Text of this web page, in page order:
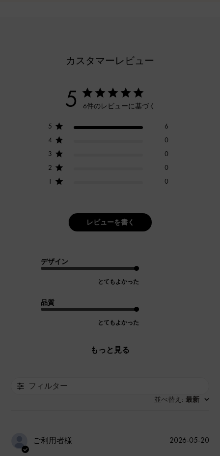
カスタマーレビュー
5 6件のレビューに基づく
5
6
4
0
3
0
2
0
1
0
レビューを書く
デザイン
とてもよかった
品質
とてもよかった
もっと見る
フィルター
並べ替え : 最新
ご利用者様
公
2026-05-20